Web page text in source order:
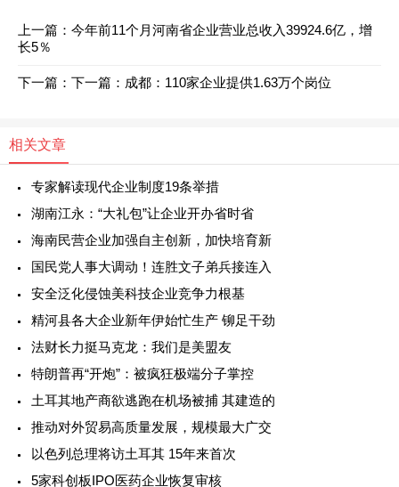
上一篇： 今年前11个月河南省企业营业总收入39924.6亿，增
长5％
下一篇： 下一篇： 成都：110家企业提供1.63万个岗位
相关文章
专家解读现代企业制度19条举措
湖南江永：“大礼包”让企业开办省时省
海南民营企业加强自主创新，加快培育新
国民党人事大调动！连胜文子弟兵接连入
安全泛化侵蚀美科技企业竞争力根基
精河县各大企业新年伊始忙生产 铆足干劲
法财长力挺马克龙：我们是美盟友
特朗普再“开炮”：被疯狂极端分子掌控
土耳其地产商欲逃跑在机场被捕 其建造的
推动对外贸易高质量发展，规模最大广交
以色列总理将访土耳其 15年来首次
5家科创板IPO医药企业恢复审核